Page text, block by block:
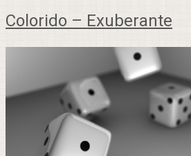
Colorido – Exuberante